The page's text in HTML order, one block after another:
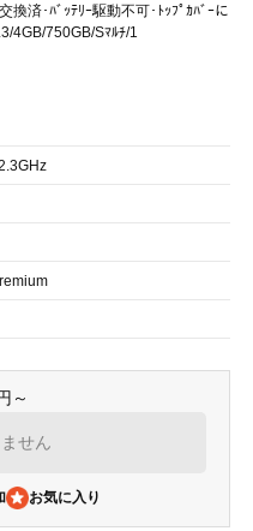
換済･ﾊﾞｯﾃﾘｰ駆動不可･ﾄｯﾌﾟｶﾊﾞｰに
4GB/750GB/Sﾏﾙﾁ/1
～
せん